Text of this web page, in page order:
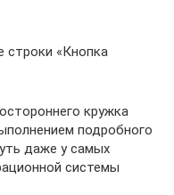
строки «Кнопка
кружка
подробного
даже у самых
системы